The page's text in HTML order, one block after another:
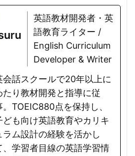
英語教材開発者・英
語教育ライター /
English Curriculum
Developer & Writer
会話スクールで20年以上に
たり教材開発と指導に従
。TOEIC880点を保持し、
ども向け英語教育やカリキ
ラム設計の経験を活かし
、学習者目線の英語学習情